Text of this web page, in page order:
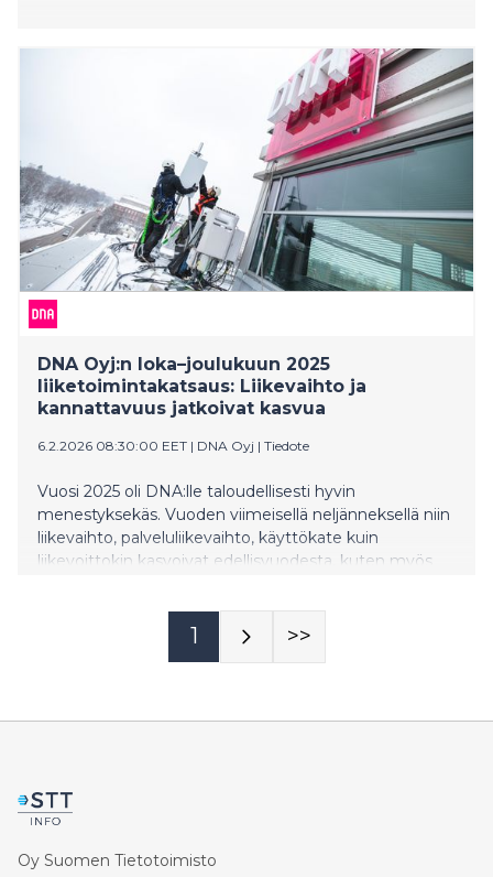
DNA Oyj:n loka–joulukuun 2025
liiketoimintakatsaus: Liikevaihto ja
kannattavuus jatkoivat kasvua
6.2.2026 08:30:00 EET | DNA Oyj | Tiedote
Vuosi 2025 oli DNA:lle taloudellisesti hyvin
menestyksekäs. Vuoden viimeisellä neljänneksellä niin
liikevaihto, palveluliikevaihto, käyttökate kuin
liikevoittokin kasvoivat edellisvuodesta, kuten myös
liittymämäärät ja keskilaskutus.
1 >>
Oy Suomen Tietotoimisto